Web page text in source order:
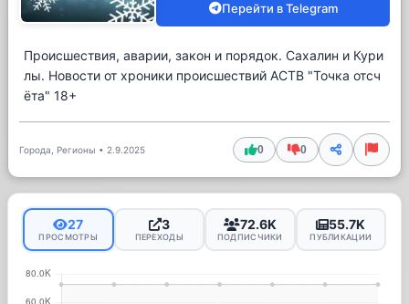
Перейти в Telegram
Происшествия, аварии, закон и порядок. Сахалин и Кури
лы. Новости от хроники происшествий АСТВ "Точка отсч
ёта" 18+
Города, Регионы • 2.9.2025 0 0
27
ПРОСМОТРЫ
3
ПЕРЕХОДЫ
72.6K
ПОДПИСЧИКИ
55.7K
ПУБЛИКАЦИИ